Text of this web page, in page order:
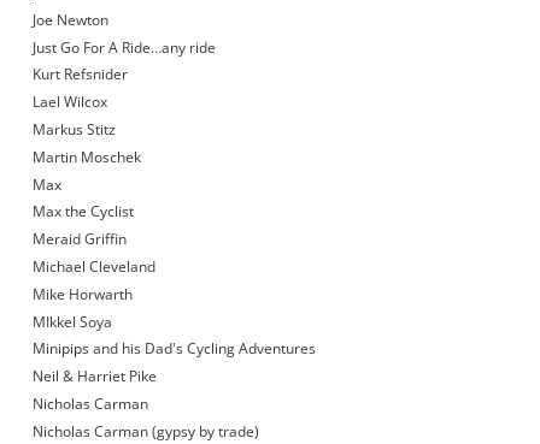
Joe Newton
Just Go For A Ride…any ride
Kurt Refsnider
Lael Wilcox
Markus Stitz
Martin Moschek
Max
Max the Cyclist
Meraid Griffin
Michael Cleveland
Mike Horwarth
MIkkel Soya
Minipips and his Dad's Cycling Adventures
Neil & Harriet Pike
Nicholas Carman
Nicholas Carman (gypsy by trade)